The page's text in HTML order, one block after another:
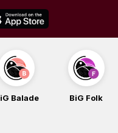
BiG Folk BiG iG